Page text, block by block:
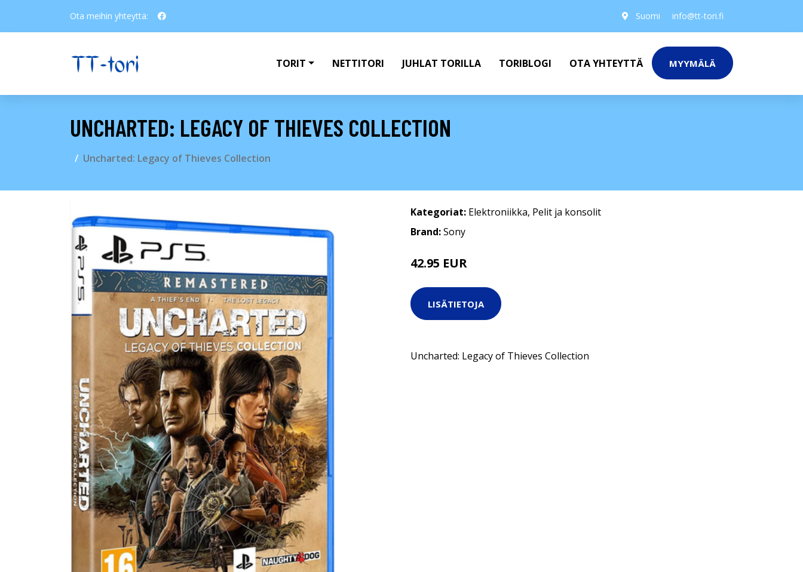
Ota meihin yhteyttä: Suomi info@tt-tori.fi
TORIT NETTITORI JUHLAT TORILLA TORIBLOGI OTA YHTEYTTÄ MYYMÄLÄ
UNCHARTED: LEGACY OF THIEVES COLLECTION
Uncharted: Legacy of Thieves Collection
Kategoriat: Elektroniikka, Pelit ja konsolit
Brand:Sony
42.95 EUR
LISÄTIETOJA
Uncharted: Legacy of Thieves Collection